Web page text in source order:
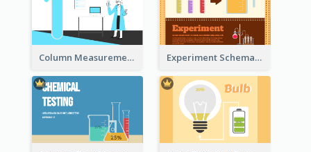
Column Measurement Clipart Experiment Schematic Diagram